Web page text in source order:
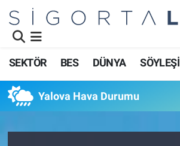
SEKTÖR BES DÜNYA SÖYLEŞİ
Yalova Hava Durumu